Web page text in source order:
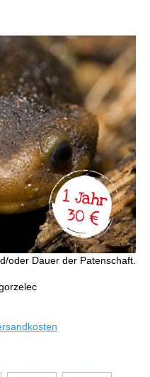
oder Dauer der Patenschaft.